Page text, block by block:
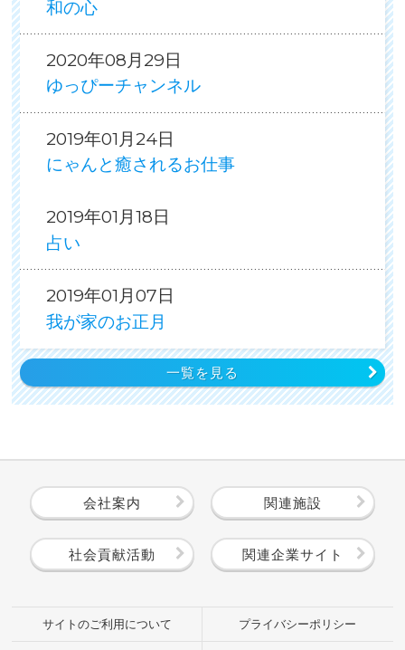
和の心
2020年08月29日
ゆっぴーチャンネル
2019年01月24日
にゃんと癒されるお仕事
2019年01月18日
占い
2019年01月07日
我が家のお正月
一覧を見る
会社案内 関連施設
社会貢献活動 関連企業サイト
サイトのご利用について プライバシーポリシー